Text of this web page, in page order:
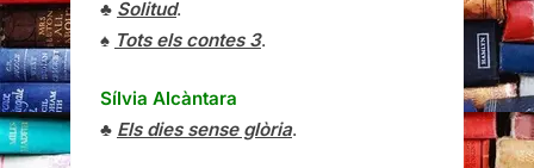
♣ Solitud.
♠ Tots els contes 3.
Sílvia Alcàntara
♣ Els dies sense glòria.